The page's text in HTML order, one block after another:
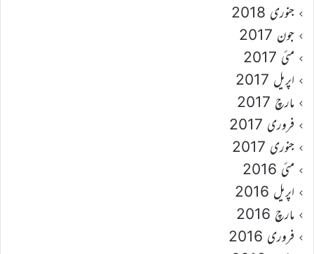
جنوری 2018
جون 2017
مئی 2017
اپریل 2017
مارچ 2017
فروری 2017
جنوری 2017
مئی 2016
اپریل 2016
مارچ 2016
فروری 2016